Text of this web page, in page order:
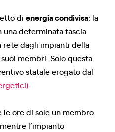
di energia condivisa: la
determinata fascia
rete dagli impianti della
membri. Solo questa
statale erogato dal
ore di sole un membro
l’impianto